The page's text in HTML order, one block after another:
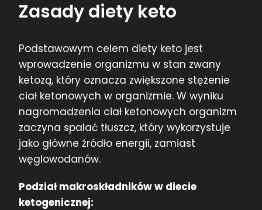
Zasady diety keto
Podstawowym celem diety keto jest
wprowadzenie organizmu w stan zwany
ketozą, który oznacza zwiększone stężenie
ciał ketonowych w organizmie. W wyniku
nagromadzenia ciał ketonowych organizm
zaczyna spalać tłuszcz, który wykorzystuje
jako główne źródło energii, zamiast
węglowodanów.
Podział makroskładników w diecie
ketogenicznej: